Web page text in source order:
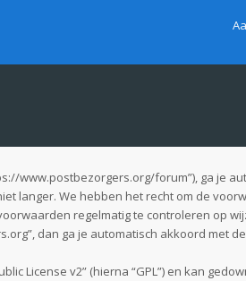
www.postbezorgers.org/forum”), ga je
langer. We hebben het recht om de
regelmatig te controleren op
dan ga je automatisch akkoord met
License v2” (hierna “GPL”) en kan